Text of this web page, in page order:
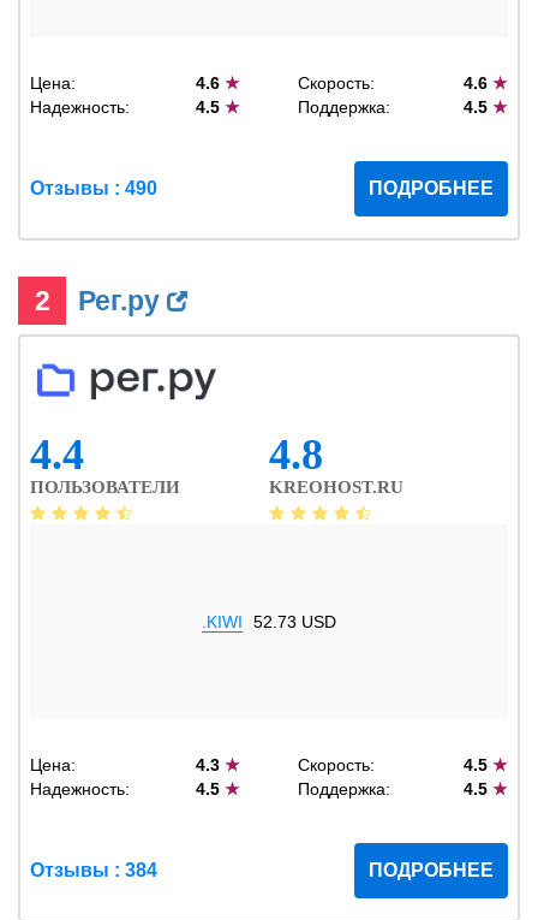
Цена: 4.6★ Скорость: 4.6 ★
Надежность:
4.5★ Поддержка: 4.5 ★
Отзывы : 490 ПОДРОБНЕЕ
2 Рег.ру
4.4
ПОЛЬЗОВАТЕЛИ
4.8
KREOHOST.RU
.KIWI 52.73 USD
Цена: 4.3★ Скорость: 4.5 ★
Надежность:
4.5★ Поддержка: 4.5 ★
Отзывы : 384 ПОДРОБНЕЕ